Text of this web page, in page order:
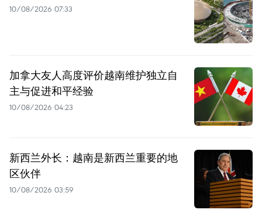
10/08/2026 07:33
加拿大友人高度评价越南维护独立自
主与促进和平经验
10/08/2026 04:23
新西兰外长：越南是新西兰重要的地
区伙伴
10/08/2026 03:59